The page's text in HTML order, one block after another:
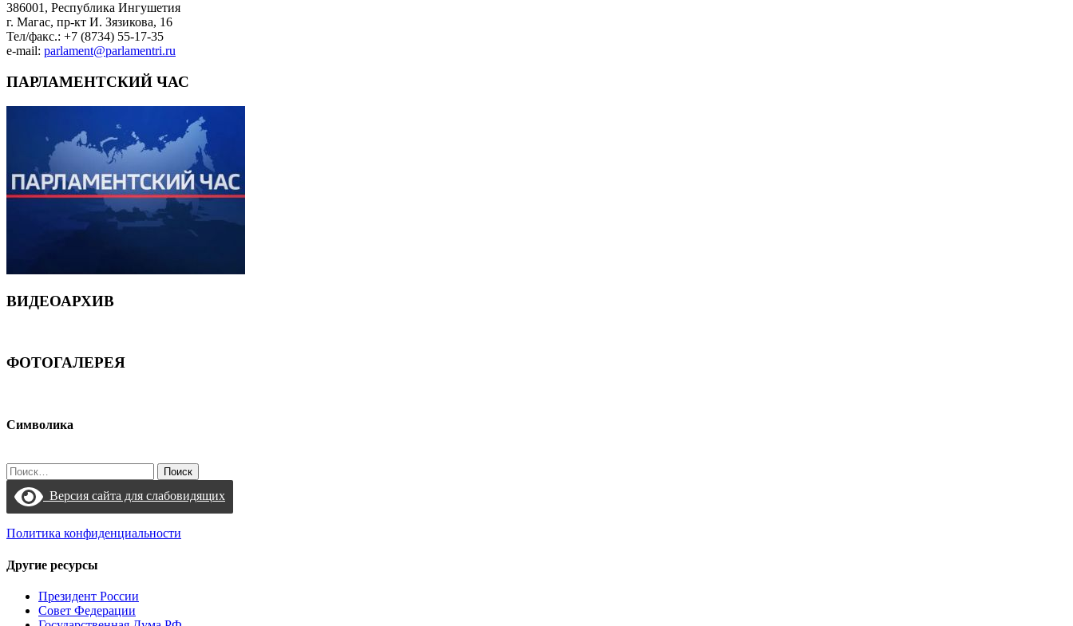
386001, Республика Ингушетия
г. Магас, пр-кт И. Зязикова, 16
Тел/факс.: +7 (8734) 55-17-35
e-mail: parlament@parlamentri.ru
ПАРЛАМЕНТСКИЙ ЧАС
ВИДЕОАРХИВ
ФОТОГАЛЕРЕЯ
Символика
Найти:
Версия сайта для слабовидящих
Политика конфиденциальности
Другие ресурсы
Президент России
Совет Федерации